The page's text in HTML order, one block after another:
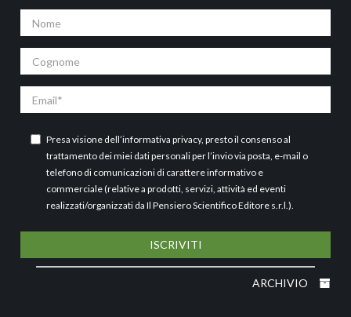
Presa visione dell’informativa privacy, presto il consenso al
trattamento dei miei dati personali per l’invio via posta, e-mail o
telefono di comunicazioni di carattere informativo e
commerciale (relative a prodotti, servizi, attività ed eventi
realizzati/organizzati da Il Pensiero Scientifico Editore s.r.l.).
ISCRIVITI
ARCHIVIO